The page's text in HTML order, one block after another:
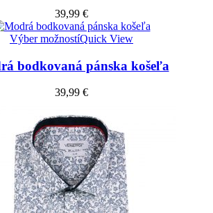
39,99 €
Výber možnostíQuick View
bodkovaná pánska košeľa
39,99 €